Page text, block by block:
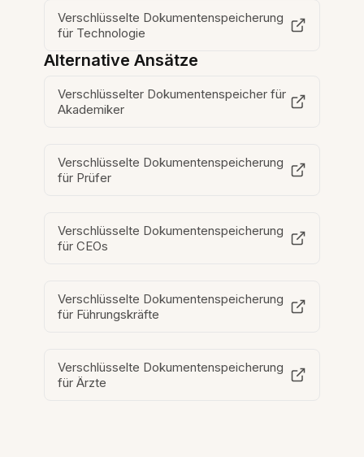
Verschlüsselte Dokumentenspeicherung
für Technologie
Alternative Ansätze
Verschlüsselter Dokumentenspeicher für
Akademiker
Verschlüsselte Dokumentenspeicherung
für Prüfer
Verschlüsselte Dokumentenspeicherung
für CEOs
Verschlüsselte Dokumentenspeicherung
für Führungskräfte
Verschlüsselte Dokumentenspeicherung
für Ärzte